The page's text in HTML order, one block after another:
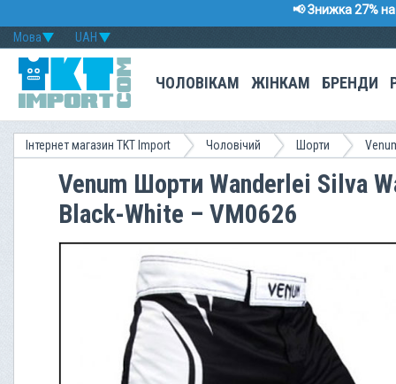
📢 Знижка 27%
UAH
Мова
ЧОЛОВІКАМ ЖІНКАМ БРЕНДИ
Інтернет магазин TKT Import Чоловічий Шорти
Venum Шорти Wanderlei Silva
Black-White – VM0626